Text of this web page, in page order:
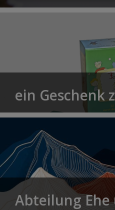
ein Geschenk
Abteilung